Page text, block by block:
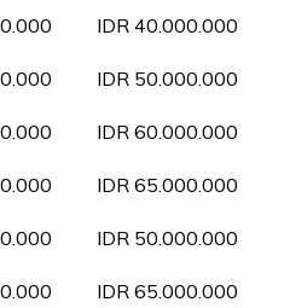
IDR 40.000.000
IDR 50.000.000
IDR 60.000.000
IDR 65.000.000
IDR 50.000.000
IDR 65.000.000